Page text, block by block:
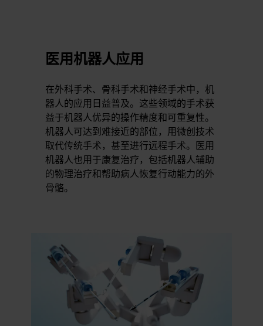
医用机器人应用
在外科手术、骨科手术和神经手术中，机
器人的应用日益普及。这些领域的手术获
益于机器人优异的操作精度和可重复性。
机器人可达到难接近的部位，用微创技术
取代传统手术，甚至进行远程手术。医用
机器人也用于康复治疗，包括机器人辅助
的物理治疗和帮助病人恢复行动能力的外
骨骼。